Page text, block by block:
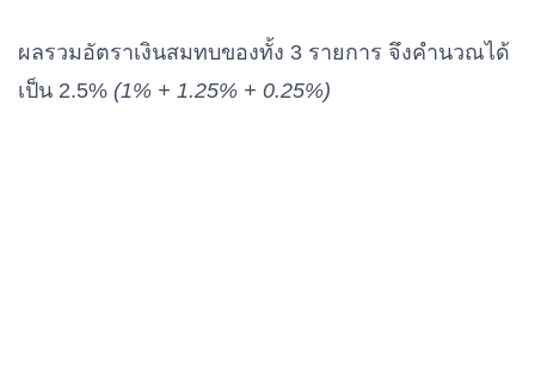
ผลรวมอัตราเงินสมทบของทั้ง 3 รายการ จึงคำนวณได้
เป็น 2.5% (1% + 1.25% + 0.25%)